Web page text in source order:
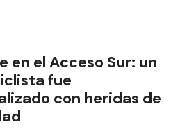
en el Acceso Sur: un
fue
con heridas de